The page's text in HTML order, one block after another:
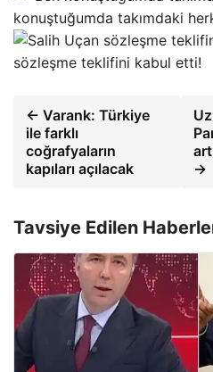
konuştuğumda takımdaki
sözleşme teklifini kabul etti!
← Varank: Türkiye
ile farklı
coğrafyaların
kapıları açılacak
→
Tavsiye Edilen